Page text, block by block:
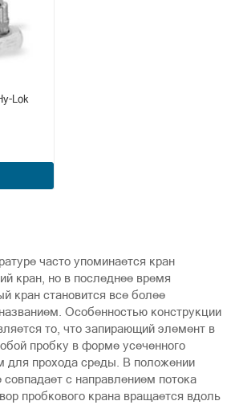
Lok
часто упоминается кран
кран, но в последнее время
кран становится все более
Особенностью конструкции
то, что запирающий элемент в
пробку в форме усеченного
для прохода среды. В положении
совпадает с направлением потока
пробкового крана вращается вдоль